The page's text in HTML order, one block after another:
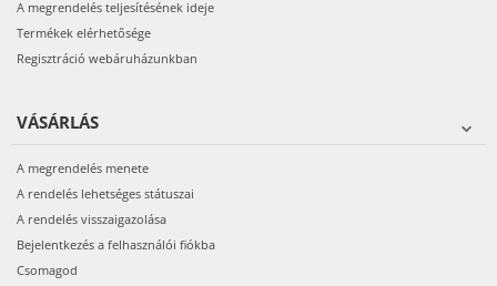
A megrendelés teljesítésének ideje
Termékek elérhetősége
Regisztráció webáruházunkban
VÁSÁRLÁS
A megrendelés menete
A rendelés lehetséges státuszai
A rendelés visszaigazolása
Bejelentkezés a felhasználói fiókba
Csomagod